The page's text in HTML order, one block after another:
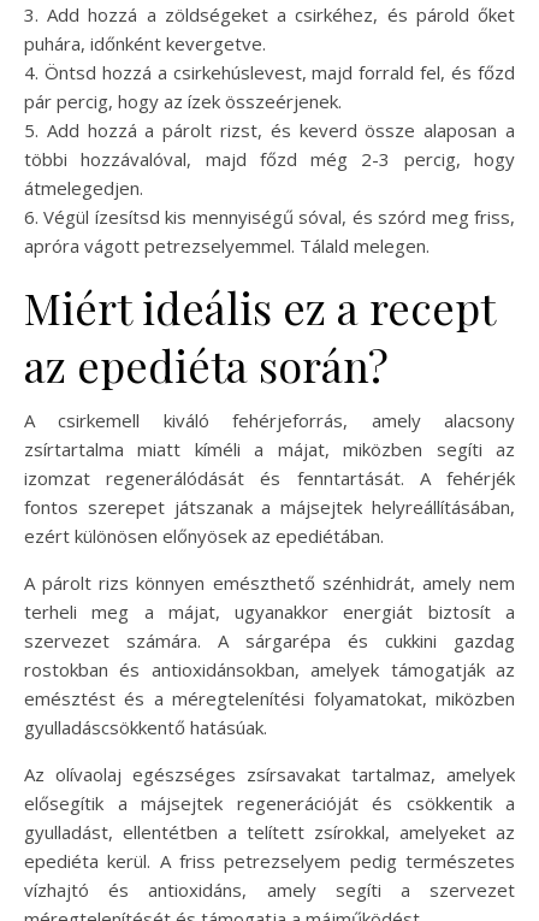
3. Add hozzá a zöldségeket a csirkéhez, és párold őket
puhára, időnként kevergetve.
4. Öntsd hozzá a csirkehúslevest, majd forrald fel, és főzd
pár percig, hogy az ízek összeérjenek.
5. Add hozzá a párolt rizst, és keverd össze alaposan a
többi hozzávalóval, majd főzd még 2-3 percig, hogy
átmelegedjen.
6. Végül ízesítsd kis mennyiségű sóval, és szórd meg friss,
apróra vágott petrezselyemmel. Tálald melegen.
Miért ideális ez a recept
az epediéta során?
A csirkemell kiváló fehérjeforrás, amely alacsony
zsírtartalma miatt kíméli a májat, miközben segíti az
izomzat regenerálódását és fenntartását. A fehérjék
fontos szerepet játszanak a májsejtek helyreállításában,
ezért különösen előnyösek az epediétában.
A párolt rizs könnyen emészthető szénhidrát, amely nem
terheli meg a májat, ugyanakkor energiát biztosít a
szervezet számára. A sárgarépa és cukkini gazdag
rostokban és antioxidánsokban, amelyek támogatják az
emésztést és a méregtelenítési folyamatokat, miközben
gyulladáscsökkentő hatásúak.
Az olívaolaj egészséges zsírsavakat tartalmaz, amelyek
elősegítik a májsejtek regenerációját és csökkentik a
gyulladást, ellentétben a telített zsírokkal, amelyeket az
epediéta kerül. A friss petrezselyem pedig természetes
vízhajtó és antioxidáns, amely segíti a szervezet